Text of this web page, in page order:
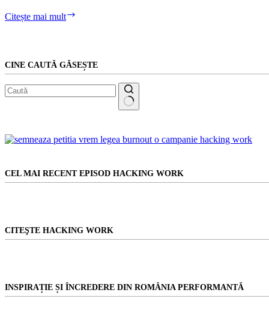
Citește mai mult
la
Responsabilitate
Socială
CINE CAUTĂ GĂSEȘTE
CEL MAI RECENT EPISOD HACKING WORK
CITEŞTE HACKING WORK
INSPIRAȚIE ȘI ÎNCREDERE DIN ROMÂNIA PERFORMANTĂ